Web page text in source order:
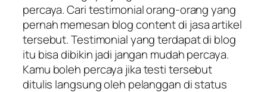
percaya. Cari testimonial orang-orang yang
pernah memesan blog content di jasa artikel
tersebut. Testimonial yang terdapat di blog
itu bisa dibikin jadi jangan mudah percaya.
Kamu boleh percaya jika testi tersebut
ditulis langsung oleh pelanggan di status